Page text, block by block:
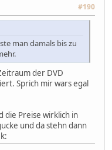
#190
man damals bis zu
der DVD
Sprich mir wars egal
die Preise wirklich in
und da stehn dann